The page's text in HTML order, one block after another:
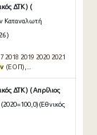
ΔΤΚ ) (
Καταναλωτή
)
2018 2019 2020 2021
(ΕΟΠ),...
ΔΤΚ ) ( Απρίλιος